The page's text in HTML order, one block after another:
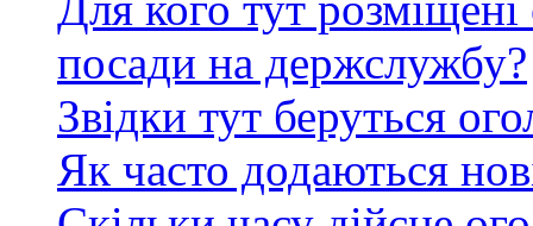
посади на держслужбу?
Звідки тут беруться
Як часто додаються